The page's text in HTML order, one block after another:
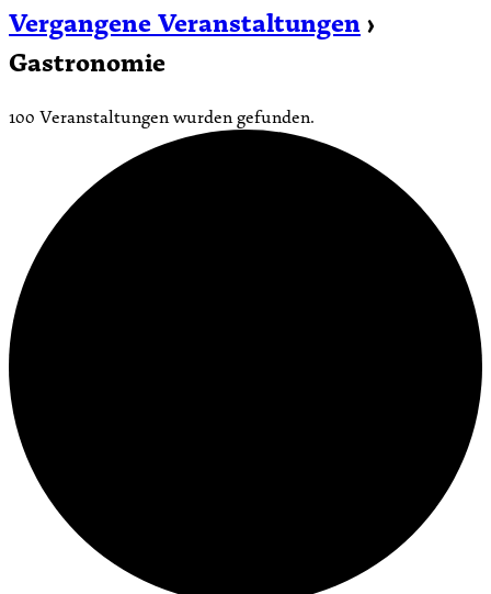
Vergangene Veranstaltungen›
Gastronomie
100 Veranstaltungen wurden gefunden.